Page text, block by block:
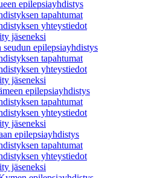
epilepsiayhdistys
tapahtumat
yhteystiedot
jäseneksi
epilepsiayhdistys
tapahtumat
yhteystiedot
jäseneksi
epilepsiayhdistys
tapahtumat
yhteystiedot
jäseneksi
epilepsiayhdistys
tapahtumat
yhteystiedot
jäseneksi